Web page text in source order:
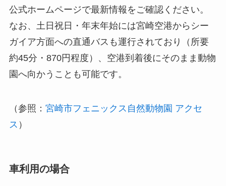
公式ホームページで最新情報をご確認ください。
なお、土日祝日・年末年始には宮崎空港からシー
ガイア方面への直通バスも運行されており（所要
約45分・870円程度）、空港到着後にそのまま動物
園へ向かうことも可能です。
（参照： 宮崎市フェニックス自然動物園 アクセ
ス ）
車利用の場合